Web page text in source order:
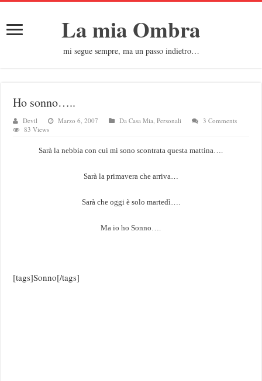
La mia Ombra
mi segue sempre, ma un passo indietro…
Ho sonno…..
Devil Marzo 6, 2007 Da Casa Mia,Personali
3 Comments
83 Views
Sarà la nebbia con cui mi sono scontrata questa mattina….
Sarà la primavera che arriva…
Sarà che oggi è solo martedì….
Ma io ho Sonno….
[tags]Sonno[/tags]